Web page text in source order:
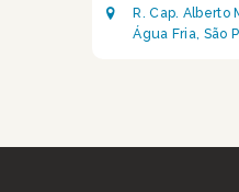
R. Cap. Alberto
Água Fria, São